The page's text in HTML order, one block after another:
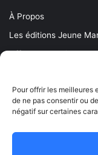
Pour offrir les meilleures
de ne pas consentir ou
négatif sur certaines
À Propos
Les éditions Jeune
Offres d’emplois
Compagnies maritimes
Liens sites Marine